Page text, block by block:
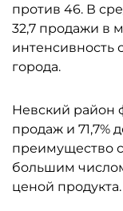
против 46. В
32,7 продажи в
интенсивность
города.
Невский район
продаж и 71,7%
преимущество
большим
ценой продукта.